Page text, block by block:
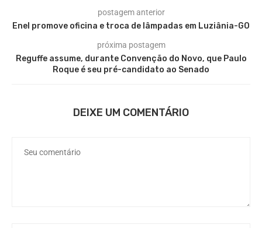
postagem anterior
Enel promove oficina e troca de lâmpadas em Luziânia-GO
próxima postagem
Reguffe assume, durante Convenção do Novo, que Paulo
Roque é seu pré-candidato ao Senado
DEIXE UM COMENTÁRIO